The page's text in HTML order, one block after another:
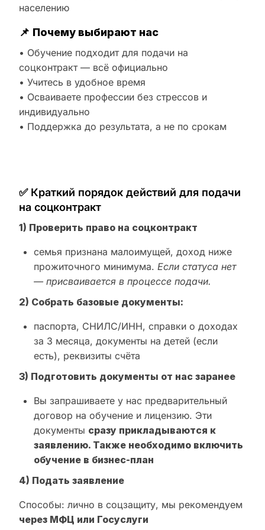
населению
📌 Почему выбирают нас
• Обучение подходит для подачи на
соцконтракт — всё официально
• Учитесь в удобное время
• Осваиваете профессии без стрессов и
индивидуально
• Поддержка до результата, а не по срокам
✅ Краткий порядок действий для подачи
на соцконтракт
1) Проверить право на соцконтракт
семья признана малоимущей, доход ниже
прожиточного минимума. Если статуса нет
— присваивается в процессе подачи.
2) Собрать базовые документы:
паспорта, СНИЛС/ИНН, справки о доходах
за 3 месяца, документы на детей (если
есть), реквизиты счёта
3) Подготовить документы от нас заранее
Вы запрашиваете у нас предварительный
договор на обучение и лицензию. Эти
документы сразу прикладываются к
заявлению. Также необходимо включить
обучение в бизнес-план
4) Подать заявление
Способы: лично в соцзащиту, мы рекомендуем
через МФЦ или Госуслуги